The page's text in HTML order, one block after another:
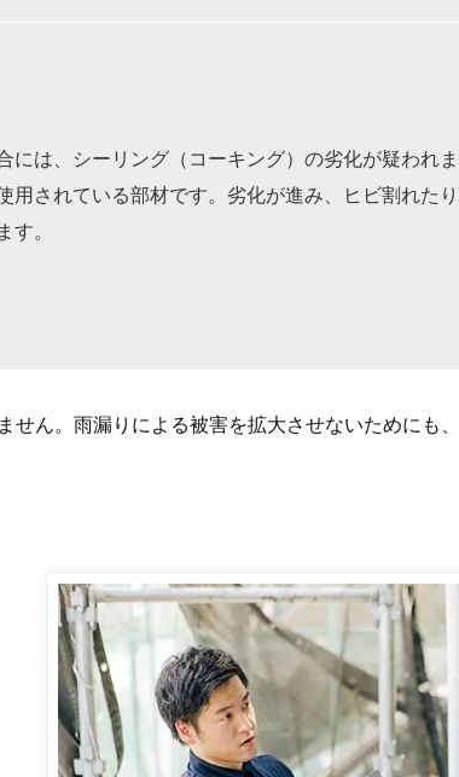
には、シーリング（コーキング）の劣化が疑われ
用されている部材です。劣化が進み、ヒビ割れた
す。
ん。雨漏りによる被害を拡大させないためにも